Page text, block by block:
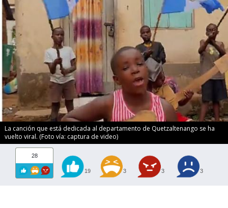
La canción que está dedicada al departamento de Quetzaltenango se ha
vuelto viral. (Foto vía: captura de video)
28
19 3 3 3